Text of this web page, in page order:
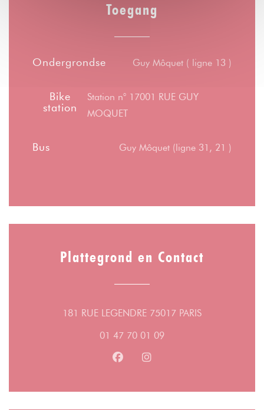
Toegang
Ondergrondse Guy Môquet ( ligne 13 )
Bike
station
Station n° 17001 RUE GUY
MOQUET
Bus Guy Môquet (ligne 31, 21 )
Plattegrond en Contact
181 RUE LEGENDRE 75017 PARIS((opent in een
01 47 70 01 09
Facebook ((opent in een nieuw
Instagram ((opent in een